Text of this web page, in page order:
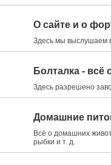
О сайте и о
Здесь мы выслушаем
Болталка - всё
Здесь разрешено
Домашние
Всё о домашних
рыбки и т. д.